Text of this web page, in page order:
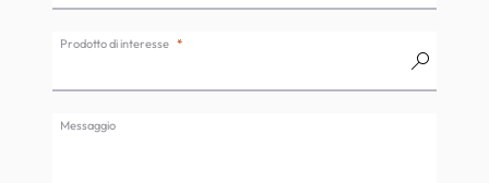
Prodotto di interesse
Messaggio